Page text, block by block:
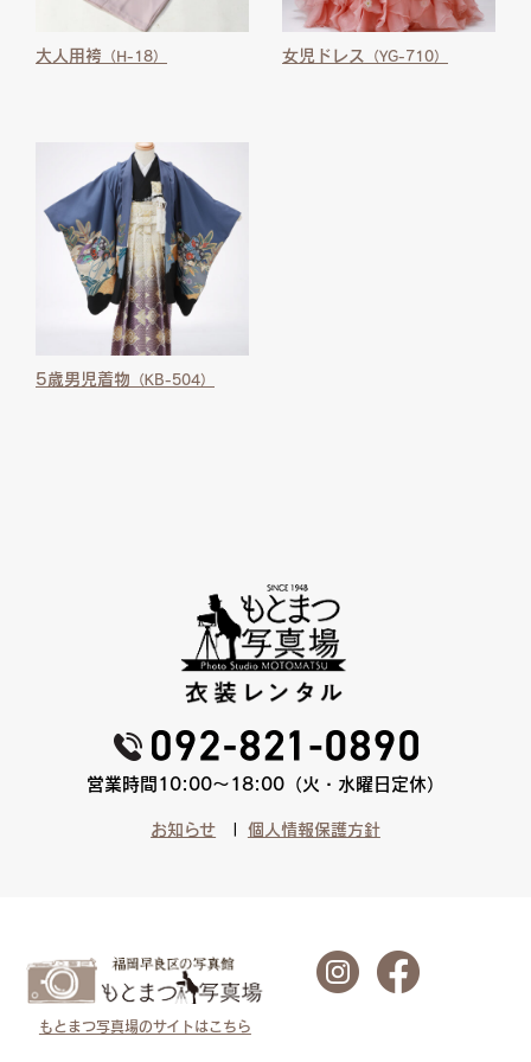
大人用袴 （H-18） 女児ドレス （YG-710）
5歳男児着物 （KB-504）
営業時間10:00〜18:00（火・水曜日定休）
お知らせ 個人情報保護方針
もとまつ写真場のサイトはこちら